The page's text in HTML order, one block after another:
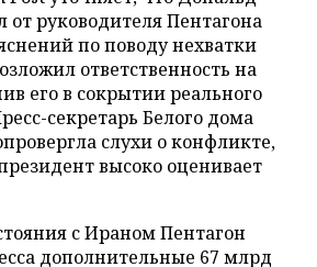
от руководителя Пентагона
по поводу нехватки
ответственность на
его в сокрытии реального
секретарь Белого дома
слухи о конфликте,
высоко оценивает
с Ираном Пентагон
дополнительные 67 млрд